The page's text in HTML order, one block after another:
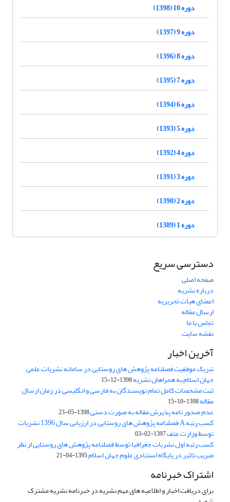
دوره 10 (1398)
دوره 9 (1397)
دوره 8 (1396)
دوره 7 (1395)
دوره 6 (1394)
دوره 5 (1393)
دوره 4 (1392)
دوره 3 (1391)
دوره 2 (1390)
دوره 1 (1389)
دسترسی سریع
صفحه اصلی
درباره نشریه
اعضای هیات تحریریه
ارسال مقاله
تماس با ما
نقشه سایت
آخرین اخبار
تبریک موفقیت فصلنامه پژوهش های روستایی در سامانه نشریات علمی
جهان اسلام به همراهان نشریه1398-12-15
ثبت مشخصات کامل تمام نویسندگان به فارسی و انگلیسی در زمان ارسال
مقاله1398-10-15
عدم صدور نامه پذیرش مقاله به صورت دستی1398-05-23
کسب رتبه A فصلنامه پژوهش های روستایی در ارزیابی سال 1396 نشریات
توسط وزارت عتف1397-02-03
کسب رتبه اول نشریات جغرافیا توسط فصلنامه پژوهش های روستایی از نظر
ضریب تاثیر در پایگاه استنادی علوم جهان اسلام1395-04-21
اشتراک خبرنامه
برای دریافت اخبار و اطلاعیه های مهم نشریه در خبرنامه نشریه مشترک